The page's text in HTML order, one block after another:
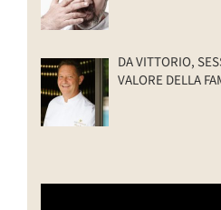
DA VITTORIO,
VALORE DELLA